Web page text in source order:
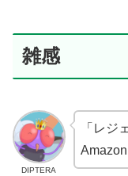
雑感
DIPTERA
「レジ